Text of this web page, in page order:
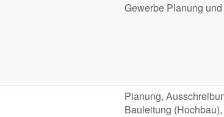
Gewerbe Planung
Planung,
Bauleitung